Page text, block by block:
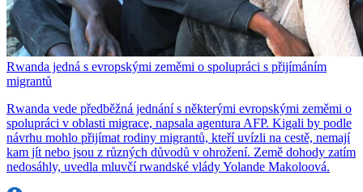
Rwanda jedná s evropskými zeměmi o spolupráci s přijímáním
migrantů
Rwanda vede předběžná jednání s některými evropskými zeměmi o
spolupráci v oblasti migrace, napsala agentura AFP. Kigali by podle
návrhu mohlo přijímat rodiny migrantů, kteří uvízli na cestě, nemají
kam jít nebo jsou z různých důvodů v ohrožení. Země dohody zatím
nedosáhly, uvedla mluvčí rwandské vlády Yolande Makoloová.